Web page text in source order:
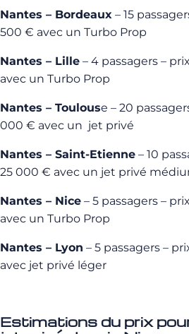
Nantes – Bordeaux – 15
500 € avec un Turbo Prop
Nantes – Lille – 4 passagers –
avec un Turbo Prop
Nantes – Toulouse – 20
000 € avec un jet privé
Nantes – Saint-Etienne – 10
25 000 € avec un jet privé
Nantes – Nice – 5 passagers –
avec un Turbo Prop
Nantes – Lyon – 5 passagers –
avec jet privé léger
Estimations du prix